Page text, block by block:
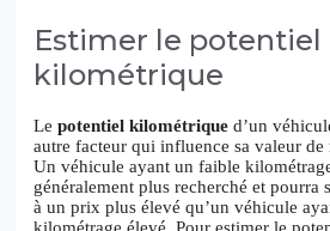
Estimer le potentiel
kilométrique
Le potentiel kilométrique d’un
autre facteur qui influence sa valeur de
Un véhicule ayant un faible
généralement plus recherché et pourra
à un prix plus élevé qu’un véhicule